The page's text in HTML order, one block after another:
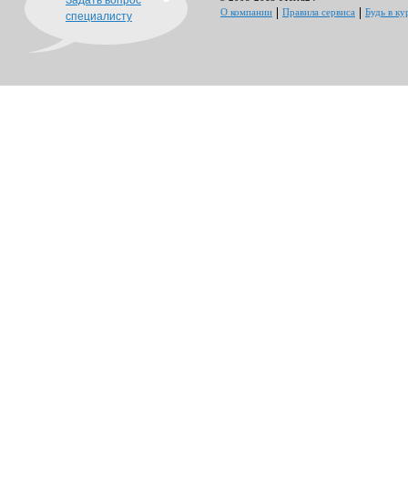
специалисту
О компании
Правила сервиса Будь в